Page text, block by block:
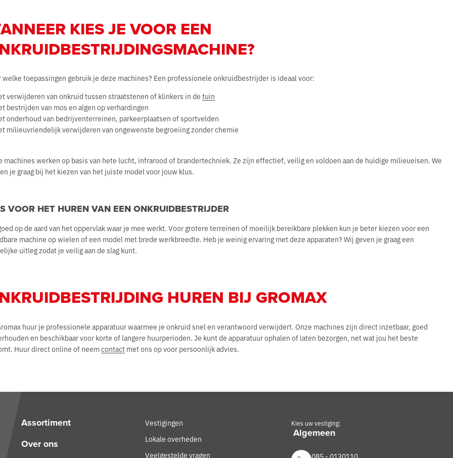
KIES JE VOOR EEN
welke toepassingen gebruik je deze machines? Een professionele onkruidbestrijder is ideaal voor:
verwijderen van onkruid tussen straatstenen of klinkers in de tuin
bestrijden van mos en algen op verhardingen
onderhoud van bedrijventerreinen, parkeerplaatsen of sportvelden
milieuvriendelijk verwijderen van ongewenste begroeiing zonder chemie
machines werken op basis van hete lucht, infrarood of brandertechniek. Ze zijn effectief, veilig en voldoen aan de huidige milieueisen. We
je graag bij het kiezen van het juiste model voor jouw klus.
VOOR HET HUREN VAN EEN ONKRUIDBESTRIJDER
op de aard van het oppervlak waar je mee werkt. Voor grotere terreinen of moeilijk bereikbare plekken kun je beter kiezen voor een
machine op wielen of een model met brede werkbreedte. Heb je weinig ervaring met deze apparaten? Wij geven je graag een
uitleg zodat je veilig aan de slag kunt.
HUREN BIJ GROMAX
huur je professionele apparatuur waarmee je onkruid snel en verantwoord verwijdert. Onze machines zijn direct inzetbaar, goed
en beschikbaar voor korte of langere huurperioden. Je kunt de apparatuur ophalen of laten bezorgen, net wat jou het beste
Huur direct online of neem contact met ons op voor persoonlijk advies.
Assortiment
Over ons
Vestigingen
Lokale overheden
Veelgestelde vragen
Kies uw vestiging: